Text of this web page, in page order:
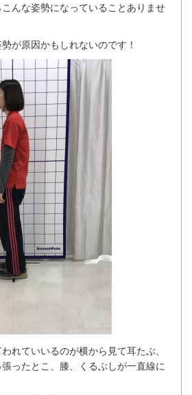
んな姿勢になっていることありませ
が原因かもしれないのです！
れていいるのが横から見て耳たぶ、
ったとこ、膝、くるぶしが一直線に